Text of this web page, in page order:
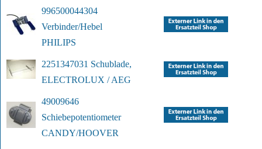
996500044304
Verbinder/Hebel
PHILIPS
2251347031 Schublade,
ELECTROLUX / AEG
49009646
Schiebepotentiometer
CANDY/HOOVER